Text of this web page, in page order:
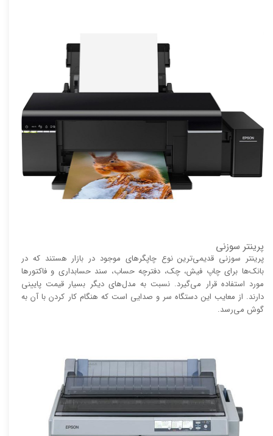
پرینتر سوزنی
پرینتر سوزنی قدیمی‌ترین نوع چاپگر‌های موجود در بازار هستند که در
بانک‌ها برای چاپ فیش، چک، دفترچه حساب، سند حسابداری و فاکتور‌ها
مورد استفاده قرار می‌گیرد. نسبت به مدل‌های دیگر بسیار قیمت پایینی
دارند. از معایب این دستگاه سر و صدایی است که هنگام کار کردن با آن به
گوش می‌رسد.